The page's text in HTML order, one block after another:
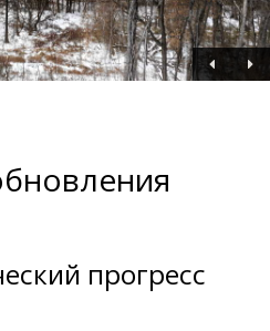
прогресс